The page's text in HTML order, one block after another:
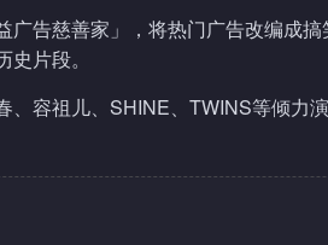
告慈善家」，将热门广告改编成
片段。
容祖儿、SHINE、TWINS等倾力